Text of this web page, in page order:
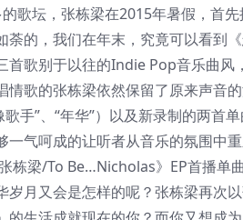
歌坛，张栋梁在2015年暑假，首
荼的，我们在年末，究竟可以看到
首歌别于以往的Indie Pop音乐曲风
情歌的张栋梁依然保留了原来声音
歌手”、“年华”）以及新录制的两
一气呵成的让听者从音乐的氛围中
张栋梁/To Be…Nicholas》EP首播
岁月又会是怎样的呢？张栋梁再次